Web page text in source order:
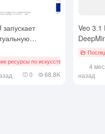
развернутый инструмент с
# Анализ данных искусственного
ресурсы по искусственному
0 68.8K
Veo 3.1
频生成模
4
назад